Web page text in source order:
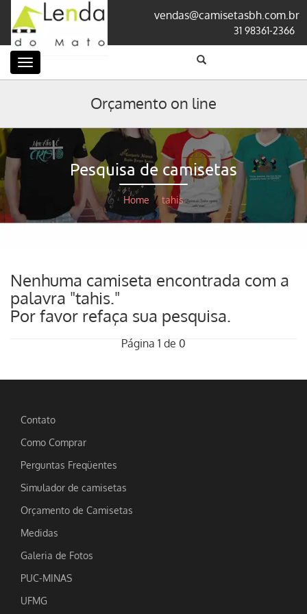
vendas@camisetasbh.com.br
31 98361-2366
Categorias
Orçamento on line
Pesquisa de camisetas
Home / tahis
Nenhuma camiseta encontrada com a
palavra "tahis."
Por favor refaça sua pesquisa.
Página 1 de 0
Contato
Como Comprar
Perguntas Freqüentes
Simulador de camisetas
Orçamento de Camisetas
Medidas
Galeria de Fotos
PUC-MINAS
UFMG